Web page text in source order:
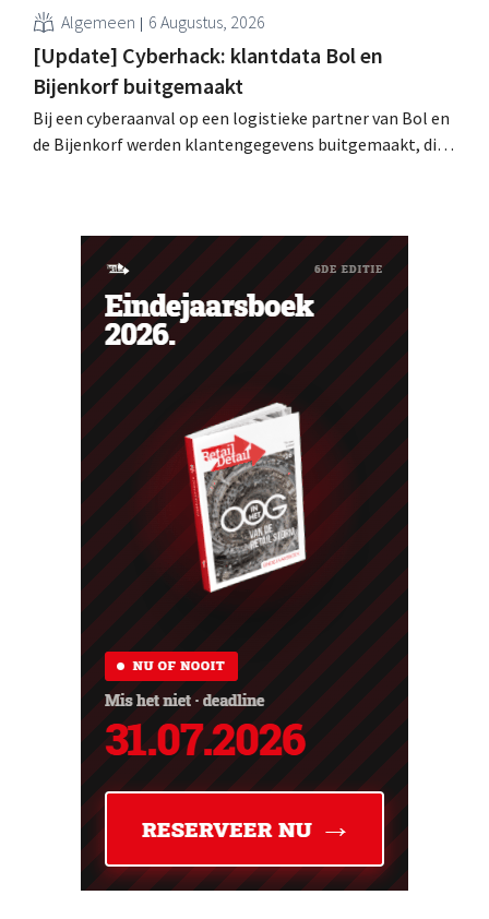
Algemeen 6 Augustus, 2026
[Update] Cyberhack: klantdata Bol en
Bijenkorf buitgemaakt
Bij een cyberaanval op een logistieke partner van Bol en
de Bijenkorf werden klantengegevens buitgemaakt, die